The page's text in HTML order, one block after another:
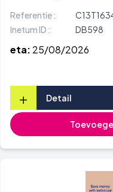
Referentie :
Inetum ID :
DB598
eta: 25/08/2026
+ Detail